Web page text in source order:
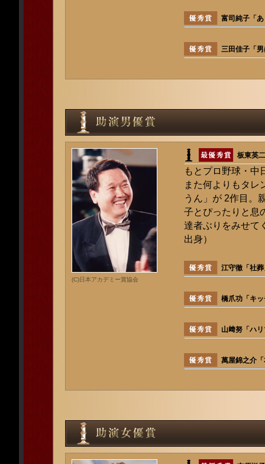
富司純子「
三田佳子「
(C)日本アカデミー賞協会
板東英
もとプロ野球・中
また何よりもタレ
うん」が 2作目。
子とぴったりと息
達者ぶりをみせて
出身）
江守徹「社
橋爪功「キ
山﨑努「ハ
萬屋錦之介